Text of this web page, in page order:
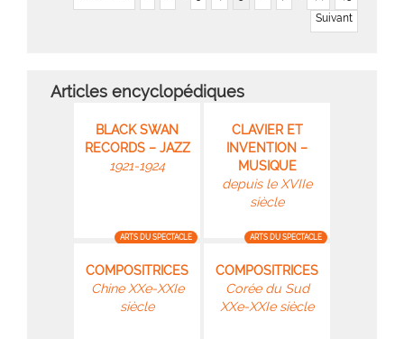
Suivant
Articles encyclopédiques
BLACK SWAN
RECORDS – JAZZ
1921-1924
ARTS DU SPECTACLE
CLAVIER ET
INVENTION –
MUSIQUE
depuis le XVIIe
siècle
ARTS DU SPECTACLE
COMPOSITRICES
Chine XXe-XXIe
siècle
COMPOSITRICES
Corée du Sud
XXe-XXIe siècle